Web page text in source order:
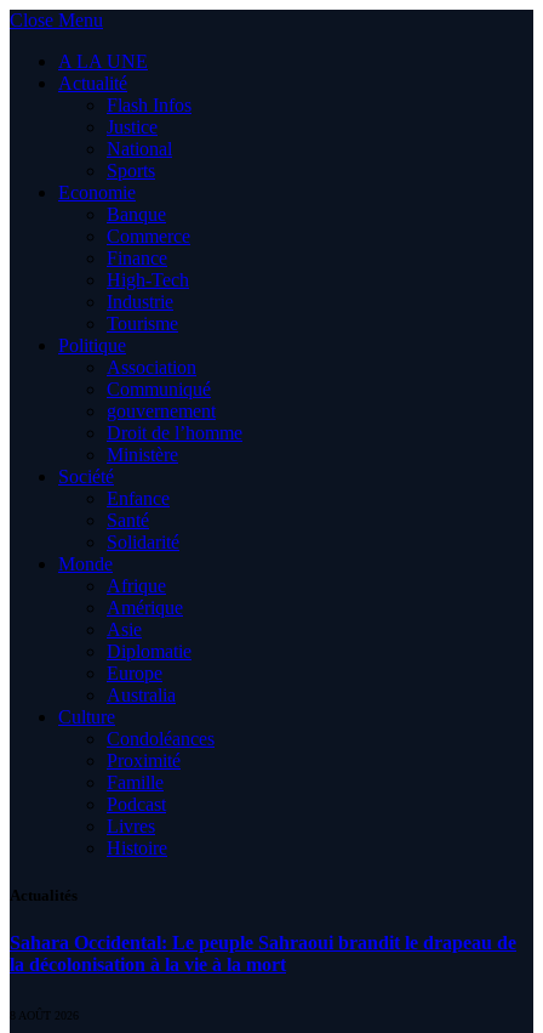
Close Menu
A LA UNE
Actualité
Flash Infos
Justice
National
Sports
Economie
Banque
Commerce
Finance
High-Tech
Industrie
Tourisme
Politique
Association
Communiqué
gouvernement
Droit de l’homme
Ministère
Société
Enfance
Santé
Solidarité
Monde
Afrique
Amérique
Asie
Diplomatie
Europe
Australia
Culture
Condoléances
Proximité
Famille
Podcast
Livres
Histoire
Actualités
Sahara Occidental: Le peuple Sahraoui brandit le drapeau de
la décolonisation à la vie à la mort
8 AOÛT 2026